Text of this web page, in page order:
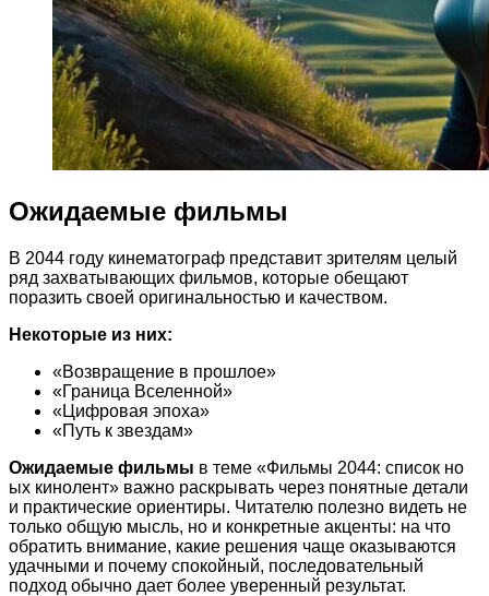
Ожидаемые фильмы
В 2044 году кинематограф представит зрителям целый
ряд захватывающих фильмов, которые обещают
поразить своей оригинальностью и качеством.
Некоторые из них:
«Возвращение в прошлое»
«Граница Вселенной»
«Цифровая эпоха»
«Путь к звездам»
Ожидаемые фильмы в теме «Фильмы 2044: список но
ых кинолент» важно раскрывать через понятные детали
и практические ориентиры. Читателю полезно видеть не
только общую мысль, но и конкретные акценты: на что
обратить внимание, какие решения чаще оказываются
удачными и почему спокойный, последовательный
подход обычно дает более уверенный результат.